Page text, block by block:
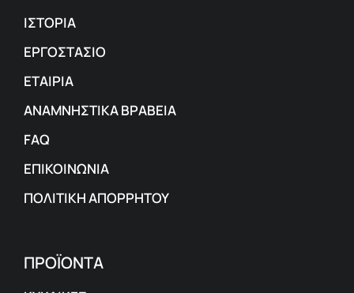
ΙΣΤΟΡΙΑ
ΕΡΓΟΣΤΑΣΙΟ
ΕΤΑΙΡΙΑ
ΑΝΑΜΝΗΣΤΙΚΑ ΒΡΑΒΕΙΑ
FAQ
ΕΠΙΚΟΙΝΩΝΙΑ
ΠΟΛΙΤΙΚΗ ΑΠΟΡΡΗΤΟΥ
ΠΡΟΪΟΝΤΑ